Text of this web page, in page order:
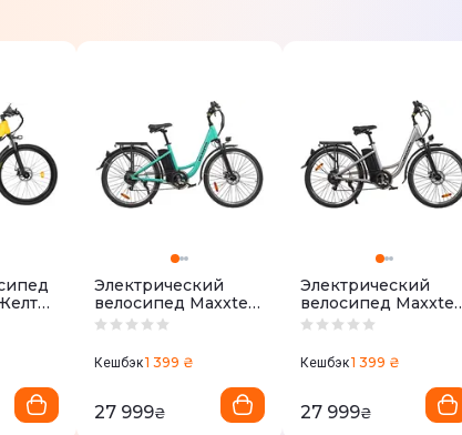
Электрический
велосипед Maxxter
CITY 2.0 250W
Кешбэк1 399 ₴
27 999₴
Электрический
велосипед Maxxter
CITY 2.0 250W
Кешбэк1 399 ₴
27 999₴